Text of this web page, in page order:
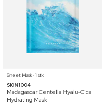
Sheet Mask ⋅ 1 stk
SKIN1004
Madagascar Centella Hyalu-Cica
Hydrating Mask